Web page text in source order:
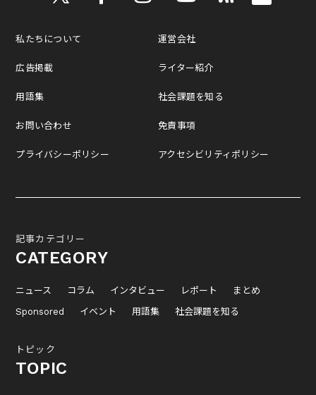
私たちについて
広告掲載
用語集
お問い合わせ
プライバシーポリシー
運営会社
ライター紹介
社会課題を知る
免責事項
アクセシビリティポリシー
記事カテゴリー
CATEGORY
ニュース コラム インタビュー レポート
まとめ
Sponsored
イベント 用語集 社会課題を知る
トピック
TOPIC